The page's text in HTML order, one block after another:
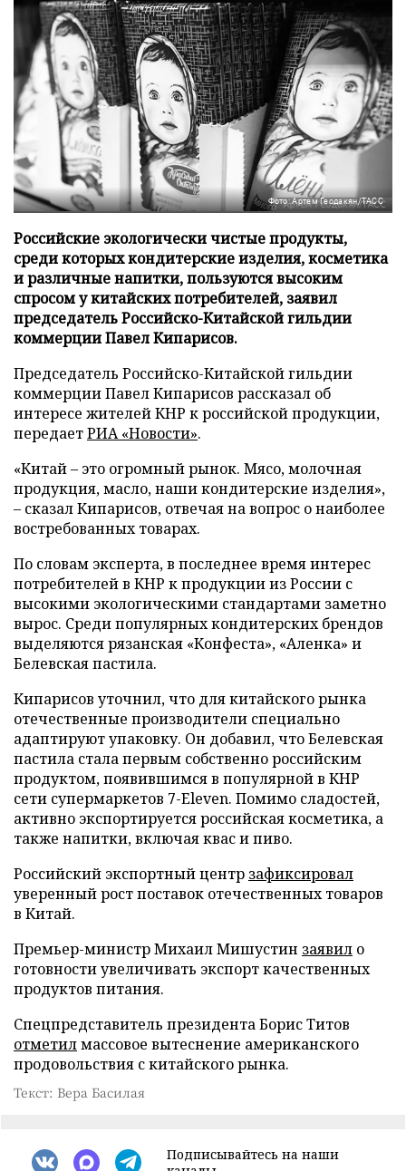
Фото: Артем Геодакян/ТАСС
Российские экологически чистые продукты,
среди которых кондитерские изделия, косметика
и различные напитки, пользуются высоким
спросом у китайских потребителей, заявил
председатель Российско-Китайской гильдии
коммерции Павел Кипарисов.
Председатель Российско-Китайской гильдии
коммерции Павел Кипарисов рассказал об
интересе жителей КНР к российской продукции,
передаетРИА «Новости».
«Китай – это огромный рынок. Мясо, молочная
продукция, масло, наши кондитерские изделия»,
– сказал Кипарисов, отвечая на вопрос о наиболее
востребованных товарах.
По словам эксперта, в последнее время интерес
потребителей в КНР к продукции из России с
высокими экологическими стандартами заметно
вырос. Среди популярных кондитерских брендов
выделяются рязанская «Конфеста», «Аленка» и
Белевская пастила.
Кипарисов уточнил, что для китайского рынка
отечественные производители специально
адаптируют упаковку. Он добавил, что Белевская
пастила стала первым собственно российским
продуктом, появившимся в популярной в КНР
сети супермаркетов 7-Eleven. Помимо сладостей,
активно экспортируется российская косметика, а
также напитки, включая квас и пиво.
Российский экспортный центр зафиксировал
уверенный рост поставок отечественных товаров
в Китай.
Премьер-министр Михаил Мишустин заявил о
готовности увеличивать экспорт качественных
продуктов питания.
Спецпредставитель президента Борис Титов
отметилмассовое вытеснение американского
продовольствия с китайского рынка.
Текст: Вера Басилая
Подписывайтесь на наши